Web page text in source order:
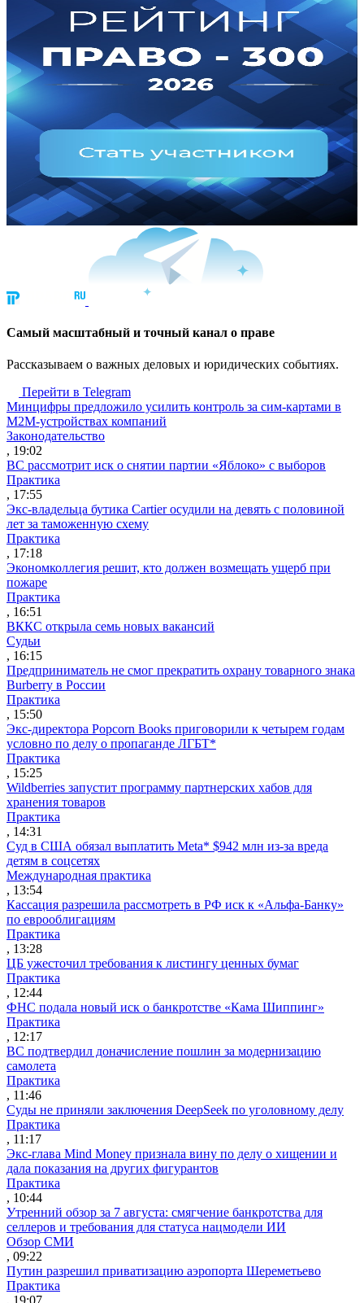
Cамый масштабный и точный канал о праве
Рассказываем о важных деловых и юридических событиях.
Перейти в Telegram
Минцифры предложило усилить контроль за сим-картами в
M2M-устройствах компаний
Законодательство
, 19:02
ВС рассмотрит иск о снятии партии «Яблоко» с выборов
Практика
, 17:55
Экс-владельца бутика Cartier осудили на девять с половиной
лет за таможенную схему
Практика
, 17:18
Экономколлегия решит, кто должен возмещать ущерб при
пожаре
Практика
, 16:51
ВККС открыла семь новых вакансий
Судьи
, 16:15
Предприниматель не смог прекратить охрану товарного знака
Burberry в России
Практика
, 15:50
Экс-директора Popcorn Books приговорили к четырем годам
условно по делу о пропаганде ЛГБТ*
Практика
, 15:25
Wildberries запустит программу партнерских хабов для
хранения товаров
Практика
, 14:31
Суд в США обязал выплатить Meta* $942 млн из-за вреда
детям в соцсетях
Международная практика
, 13:54
Кассация разрешила рассмотреть в РФ иск к «Альфа-Банку»
по еврооблигациям
Практика
, 13:28
ЦБ ужесточил требования к листингу ценных бумаг
Практика
, 12:44
ФНС подала новый иск о банкротстве «Кама Шиппинг»
Практика
, 12:17
ВС подтвердил доначисление пошлин за модернизацию
самолета
Практика
, 11:46
Суды не приняли заключения DeepSeek по уголовному делу
Практика
, 11:17
Экс-глава Mind Money признала вину по делу о хищении и
дала показания на других фигурантов
Практика
, 10:44
Утренний обзор за 7 августа: смягчение банкротства для
селлеров и требования для статуса нацмодели ИИ
Обзор СМИ
, 09:22
Путин разрешил приватизацию аэропорта Шереметьево
Практика